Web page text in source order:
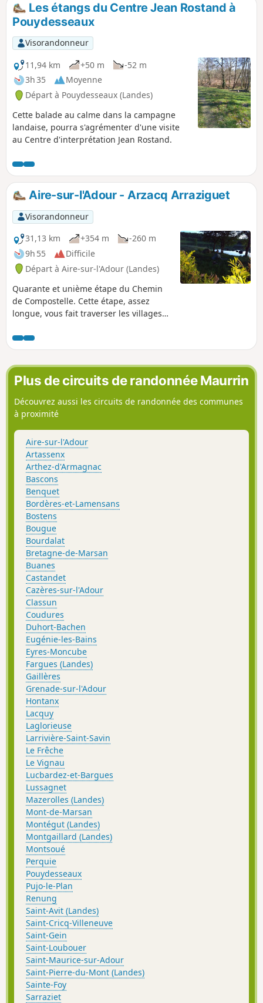
Les étangs du Centre Jean Rostand à
Pouydesseaux
Visorandonneur
11,94 km
+50 m
-52 m
3h 35
Moyenne
Départ à Pouydesseaux (Landes)
Cette balade au calme dans la campagne
landaise, pourra s'agrémenter d'une visite
au Centre d'interprétation Jean Rostand.
Aire-sur-l'Adour - Arzacq Arraziguet
Visorandonneur
31,13 km
+354 m
-260 m
9h 55
Difficile
Départ à Aire-sur-l'Adour (Landes)
Quarante et unième étape du Chemin
de Compostelle. Cette étape, assez
longue, vous fait traverser les villages
dans les Pyrénées-Atlantiques. Ce
département reçoit tous les chemins
vers Compostelle. Vous allez profiter des
paysages des Landes et en fonction de
la visibilité, vous aurez de très belles
vues sur le Tursan et les Pyrénées.
Plus de circuits de randonnée Maurrin
Découvrez aussi les circuits de randonnée des communes
à proximité
Aire-sur-l'Adour
Artassenx
Arthez-d'Armagnac
Bascons
Benquet
Bordères-et-Lamensans
Bostens
Bougue
Bourdalat
Bretagne-de-Marsan
Buanes
Castandet
Cazères-sur-l'Adour
Classun
Coudures
Duhort-Bachen
Eugénie-les-Bains
Eyres-Moncube
Fargues (Landes)
Gaillères
Grenade-sur-l'Adour
Hontanx
Lacquy
Laglorieuse
Larrivière-Saint-Savin
Le Frêche
Le Vignau
Lucbardez-et-Bargues
Lussagnet
Mazerolles (Landes)
Mont-de-Marsan
Montégut (Landes)
Montgaillard (Landes)
Montsoué
Perquie
Pouydesseaux
Pujo-le-Plan
Renung
Saint-Avit (Landes)
Saint-Cricq-Villeneuve
Saint-Gein
Saint-Loubouer
Saint-Maurice-sur-Adour
Saint-Pierre-du-Mont (Landes)
Sainte-Foy
Sarraziet